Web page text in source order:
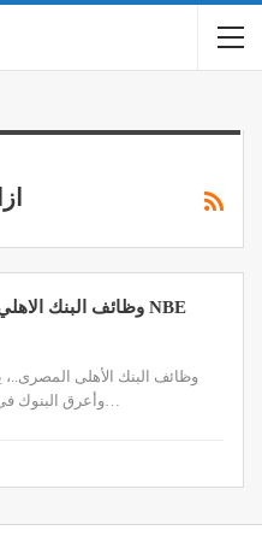
وظائف البنك الاهلي طريقة التقديم في البنك الأهلي NBE
وظائف البنك الأهلى المصرى..،